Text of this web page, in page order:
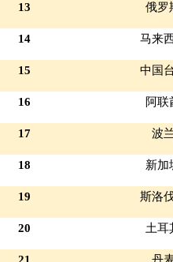
13 俄罗
14 马来
15 中国
16 阿联
17 波
18 新加
19 斯洛
20 土耳